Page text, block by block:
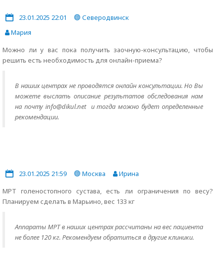
23.01.2025 22:01
Северодвинск
Мария
Можно ли у вас пока получить заочную-консультацию, чтобы
решить есть необходимость для онлайн-приема?
В наших центрах не проводятся онлайн консультации. Но Вы
можете выслать описание результатов обследования нам
на почту info@dikul.net и тогда можно будет определенные
рекомендации.
23.01.2025 21:59 Москва
Ирина
МРТ голеностопного сустава, есть ли ограничения по весу?
Планируем сделать в Марьино, вес 133 кг
Аппараты МРТ в наших центрах рассчитаны на вес пациента
не более 120 кг. Рекомендуем обратиться в другие клиники.